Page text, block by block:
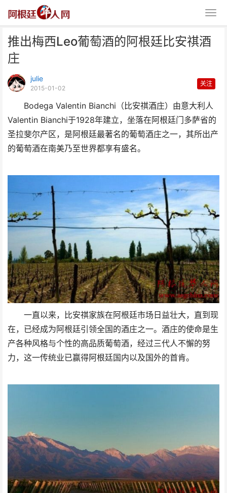
推出梅西Leo葡萄酒的阿根廷比安祺酒
庄
julie
2015-01-02
关注
Bodega Valentin Bianchi（比安祺酒庄）由意大利人
Valentin Bianchi于1928年建立，坐落在阿根廷门多萨省的
圣拉斐尔产区，是阿根廷最著名的葡萄酒庄之一，其所出产
的葡萄酒在南美乃至世界都享有盛名。
一直以来，比安祺家族在阿根廷市场日益壮大，直到现
在，已经成为阿根廷引领全国的酒庄之一。酒庄的使命是生
产各种风格与个性的高品质葡萄酒，经过三代人不懈的努
力，这一传统业已赢得阿根廷国内以及国外的首肯。
推出梅西Leo葡萄酒的阿根廷比安
祺酒庄